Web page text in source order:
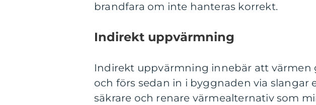
brandfara om inte hanteras korrekt.
Indirekt uppvärmning
Indirekt uppvärmning innebär att värmen
och förs sedan in i byggnaden via slangar
säkrare och renare värmealternativ som